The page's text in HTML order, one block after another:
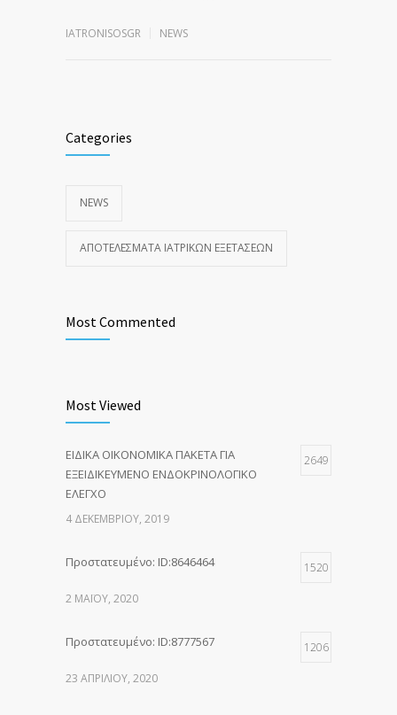
IATRONISOSGR NEWS
Categories
NEWS
ΑΠΟΤΕΛΈΣΜΑΤΑ ΙΑΤΡΙΚΏΝ ΕΞΕΤΆΣΕΩΝ
Most Commented
Most Viewed
ΕΙΔΙΚΑ ΟΙΚΟΝΟΜΙΚΑ ΠΑΚΕΤΑ ΓΙΑ
ΕΞΕΙΔΙΚΕΥΜΕΝΟ ΕΝΔΟΚΡΙΝΟΛΟΓΙΚΟ
ΕΛΕΓΧΟ
2649
4 ΔΕΚΕΜΒΡΊΟΥ, 2019
Πρoστατευμένο: ID:8646464 1520
2 ΜΑΪ́ΟΥ, 2020
Πρoστατευμένο: ID:8777567 1206
23 ΑΠΡΙΛΊΟΥ, 2020